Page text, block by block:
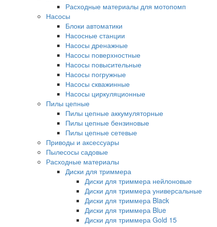
Расходные материалы для мотопомп
Насосы
Блоки автоматики
Насосные станции
Насосы дренажные
Насосы поверхностные
Насосы повысительные
Насосы погружные
Насосы скважинные
Насосы циркуляционные
Пилы цепные
Пилы цепные аккумуляторные
Пилы цепные бензиновые
Пилы цепные сетевые
Приводы и аксессуары
Пылесосы садовые
Расходные материалы
Диски для триммера
Диски для триммера нейлоновые
Диски для триммера универсальные
Диски для триммера Black
Диски для триммера Blue
Диски для триммера Gold 15